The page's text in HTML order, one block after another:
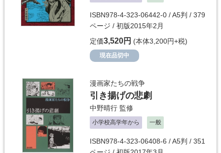
ISBN978-4-323-06442-0 / A5判 / 379
ページ / 初版2015年2月
定価3,520円 (本体3,200円+税)
現在品切中
漫画家たちの戦争
引き揚げの悲劇
中野晴行 監修
小学校高学年から 一般
ISBN978-4-323-06408-6 / A5判 / 351